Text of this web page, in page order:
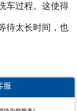
车过程。这使得
待太长时间，也
和气流冲洗的
服